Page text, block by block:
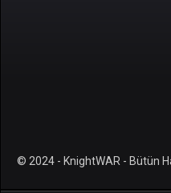
© 2024 - KnightWAR - Bütün